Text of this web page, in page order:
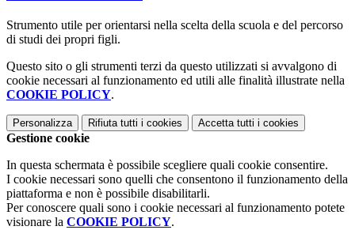
Strumento utile per orientarsi nella scelta della scuola e del percorso
di studi dei propri figli.
Questo sito o gli strumenti terzi da questo utilizzati si avvalgono di
cookie necessari al funzionamento ed utili alle finalità illustrate nella
COOKIE POLICY.
Personalizza Rifiuta tutti i cookies Accetta tutti i cookies
Gestione cookie
In questa schermata è possibile scegliere quali cookie consentire.
I cookie necessari sono quelli che consentono il funzionamento della
piattaforma e non è possibile disabilitarli.
Per conoscere quali sono i cookie necessari al funzionamento potete
visionare la COOKIE POLICY.